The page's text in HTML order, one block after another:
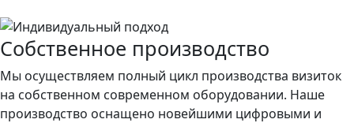
Собственное производство
Мы осуществляем полный цикл производства визиток
на собственном современном оборудовании. Наше
производство оснащено новейшими цифровыми и